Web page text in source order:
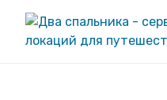
content